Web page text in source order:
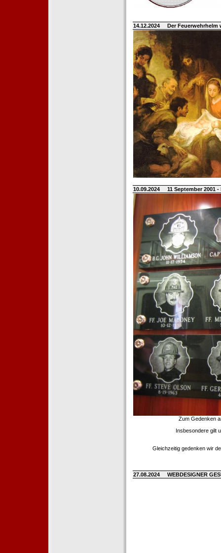
14.12.2024 Der
10.09.2024 11 September 2001
Zum Gedenken
Insbesondere gilt
Gleichzeitig gedenken wir
27.08.2024 WEBDESIGNER